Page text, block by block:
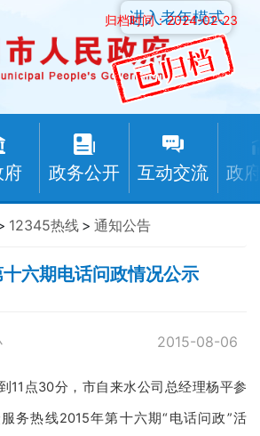
归档时间：2024-02-23
府 政务公开 互动交流 政
进入老年模式
12345热线 > 通知公告
六期电话问政情况公示
2015-08-06
11点30分，市自来水公司总经理杨平参
务热线2015年第十六期“电话问政”活